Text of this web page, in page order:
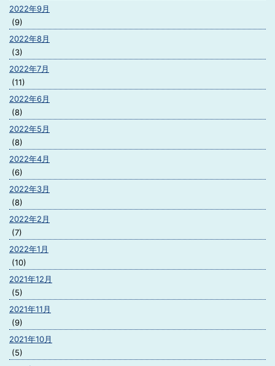
2022年9月
(9)
2022年8月
(3)
2022年7月
(11)
2022年6月
(8)
2022年5月
(8)
2022年4月
(6)
2022年3月
(8)
2022年2月
(7)
2022年1月
(10)
2021年12月
(5)
2021年11月
(9)
2021年10月
(5)